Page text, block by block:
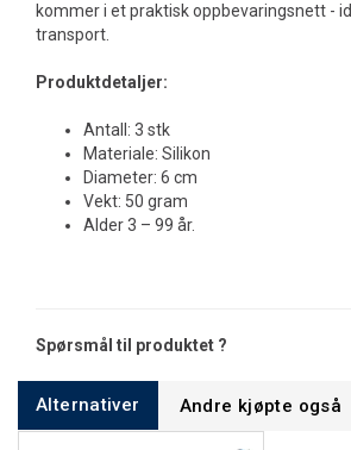
kommer i et praktisk oppbevaringsnett -
transport.
Produktdetaljer:
Antall: 3 stk
Materiale: Silikon
Diameter: 6 cm
Vekt: 50 gram
Alder 3 – 99 år.
Spørsmål til produktet ?
Alternativer Andre kjøpte også